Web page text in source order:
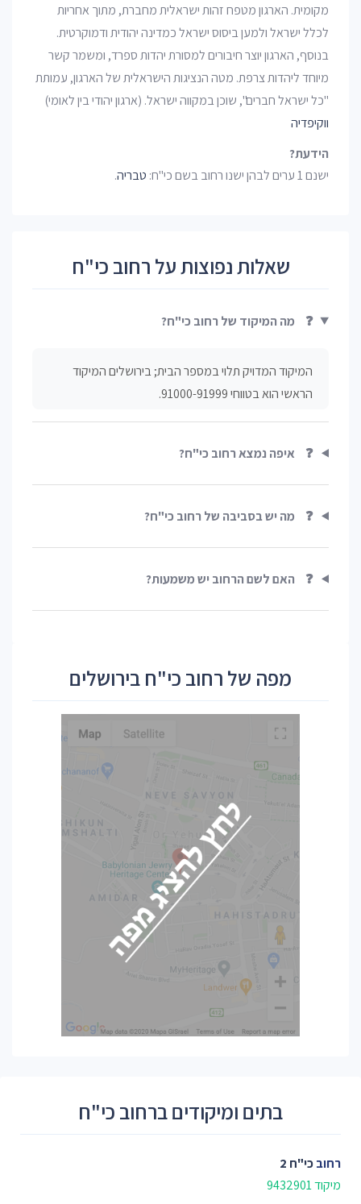
מקומית. הארגון מטפח זהות ישראלית מחברת, מתוך אחריות
לכלל ישראל ולמען ביסוס ישראל כמדינה יהודית ודמוקרטית.
בנוסף, הארגון יוצר חיבורים למסורת יהדות ספרד, ומשמר קשר
מיוחד ליהדות צרפת. מטה הנציגות הישראלית של הארגון, עמותת
"כל ישראל חברים", שוכן במקווה ישראל. (ארגון יהודי בין לאומי)
ווקיפדיה
הידעת?
ישנם 1 ערים לבהן ישנו רחוב בשם כי"ח:
טבריה.
שאלות נפוצות על רחוב כי"ח
❓ מה המיקוד של רחוב כי"ח?
המיקוד המדויק תלוי במספר הבית; בירושלים המיקוד
הראשי הוא בטווחי 91000-91999.
❓ איפה נמצא רחוב כי"ח?
❓ מה יש בסביבה של רחוב כי"ח?
❓ האם לשם הרחוב יש משמעות?
מפה של רחוב כי"ח בירושלים
בתים ומיקודים ברחוב כי"ח
רחובכי"ח 2
מיקוד 9432901